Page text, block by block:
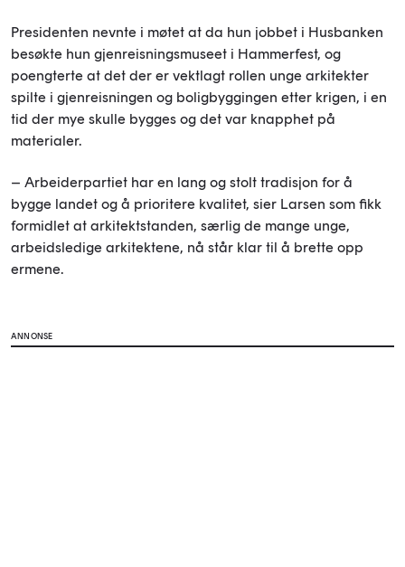
Presidenten nevnte i møtet at da hun jobbet i Husbanken
besøkte hun gjenreisningsmuseet i Hammerfest, og
poengterte at det der er vektlagt rollen unge arkitekter
spilte i gjenreisningen og boligbyggingen etter krigen, i en
tid der mye skulle bygges og det var knapphet på
materialer.
– Arbeiderpartiet har en lang og stolt tradisjon for å
bygge landet og å prioritere kvalitet, sier Larsen som fikk
formidlet at arkitektstanden, særlig de mange unge,
arbeidsledige arkitektene, nå står klar til å brette opp
ermene.
ANNONSE